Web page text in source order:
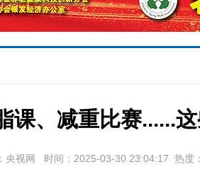
课、减重比赛......
央视网 时间：2025-03-30 23:04:17 热度